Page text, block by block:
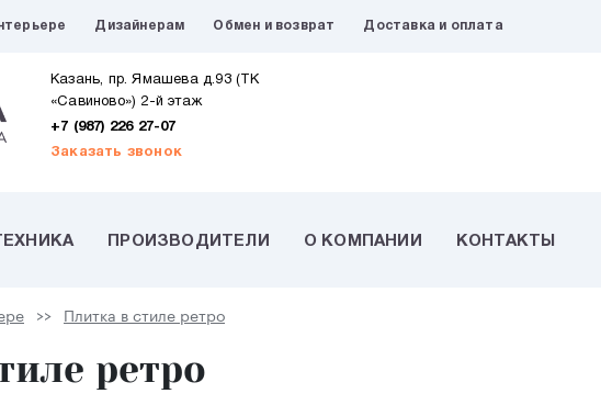
Дизайнерам Обмен и возврат Доставка и оплата
Казань, пр. Ямашева д.93 (ТК
«Савиново») 2-й этаж
+7 (987) 226 27-07
Заказать звонок
ПРОИЗВОДИТЕЛИ О КОМПАНИИ КОНТАКТЫ
Плитка в стиле ретро
ретро